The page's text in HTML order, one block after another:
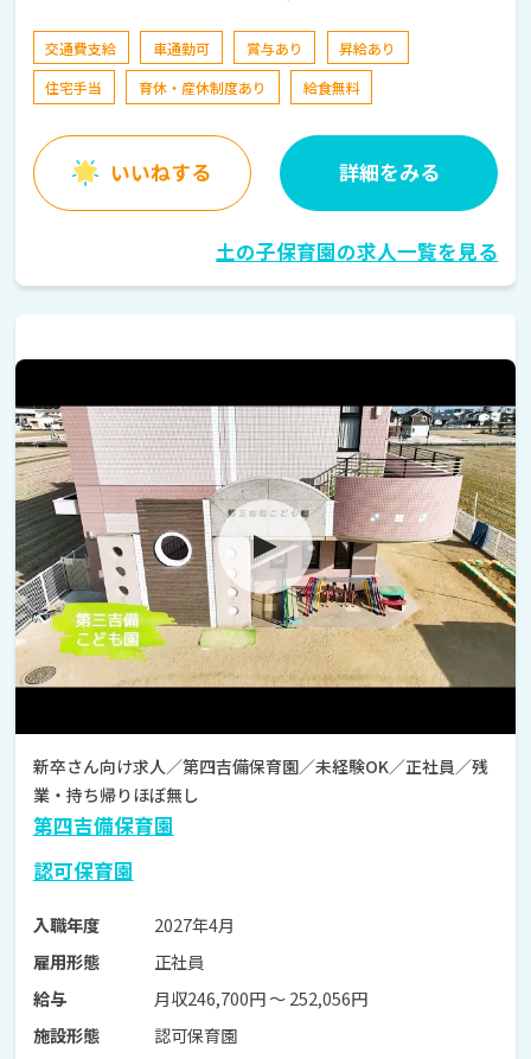
交通費支給 車通勤可 賞与あり
昇給あり
住宅手当
育休・産休制度あり 給食無料
いいねする 詳細をみる
土の子保育園の求人一覧を見る
新卒さん向け求人／第四吉備保育園／未経験OK／正社員／残
業・持ち帰りほぼ無し
第四吉備保育園
認可保育園
入職年度
2027年4月
雇用形態
正社員
給与
月収246,700円 〜 252,056円
施設形態
認可保育園